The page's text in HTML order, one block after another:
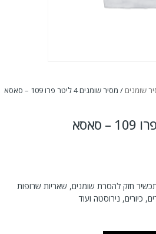
שומנים / מסיר שומנים 4 ליטר פרו 109 – סאסא
שומנים 4 ליטר פרו 109 – תכשיר חזק להסרת שומנים, שאריות שרופות
כיורים, נירוסטה ועוד